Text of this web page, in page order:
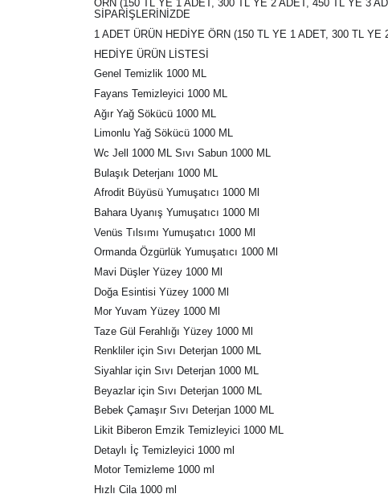
ÖRN (150 TL YE 1 ADET, 300 TL YE 2 ADET, 450 TL YE 3
SİPARİŞLERİNİZDE
1 ADET ÜRÜN HEDİYE ÖRN (150 TL YE 1 ADET, 300 TL
HEDİYE ÜRÜN LİSTESİ
Genel Temizlik 1000 ML
Fayans Temizleyici 1000 ML
Ağır Yağ Sökücü 1000 ML
Limonlu Yağ Sökücü 1000 ML
Wc Jell 1000 ML Sıvı Sabun 1000 ML
Bulaşık Deterjanı 1000 ML
Afrodit Büyüsü Yumuşatıcı 1000 Ml
Bahara Uyanış Yumuşatıcı 1000 Ml
Venüs Tılsımı Yumuşatıcı 1000 Ml
Ormanda Özgürlük Yumuşatıcı 1000 Ml
Mavi Düşler Yüzey 1000 Ml
Doğa Esintisi Yüzey 1000 Ml
Mor Yuvam Yüzey 1000 Ml
Taze Gül Ferahlığı Yüzey 1000 Ml
Renkliler için Sıvı Deterjan 1000 ML
Siyahlar için Sıvı Deterjan 1000 ML
Beyazlar için Sıvı Deterjan 1000 ML
Bebek Çamaşır Sıvı Deterjan 1000 ML
Likit Biberon Emzik Temizleyici 1000 ML
Detaylı İç Temizleyici 1000 ml
Motor Temizleme 1000 ml
Hızlı Cila 1000 ml